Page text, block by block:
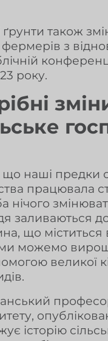
також
з
року.
що наші предки
працювала
нічого
заливаються
що міститься
можемо
великої
професор
історію